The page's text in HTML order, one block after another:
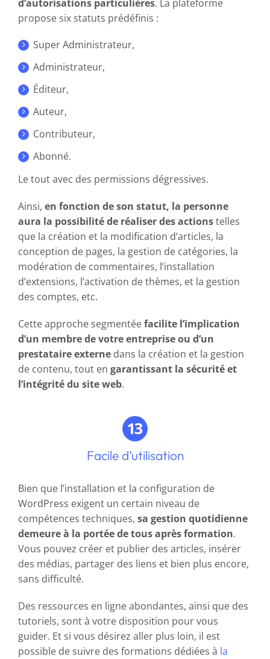
d’autorisations particulières. La plateforme
propose six statuts prédéfinis :
Super Administrateur,
Administrateur,
Éditeur,
Auteur,
Contributeur,
Abonné.
Le tout avec des permissions dégressives.
Ainsi, en fonction de son statut, la personne
aura la possibilité de réaliser des actionstelles
que la création et la modification d’articles, la
conception de pages, la gestion de catégories, la
modération de commentaires, l’installation
d’extensions, l’activation de thèmes, et la gestion
des comptes, etc.
Cette approche segmentéefacilite l’implication
d’un membre de votre entreprise ou d’un
prestataire externedans la création et la gestion
de contenu, tout en garantissant la sécurité et
l’intégrité du site web.
Facile d’utilisation
Bien que l’installation et la configuration de
WordPress exigent un certain niveau de
compétences techniques, sa gestion quotidienne
demeure à la portée de tous après formation.
Vous pouvez créer et publier des articles, insérer
des médias, partager des liens et bien plus encore,
sans difficulté.
Des ressources en ligne abondantes, ainsi que des
tutoriels, sont à votre disposition pour vous
guider. Et si vous désirez aller plus loin, il est
possible de suivre des formations dédiées à la